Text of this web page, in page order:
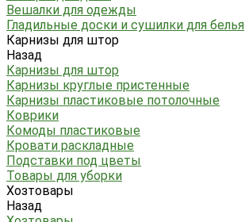
Вешалки для одежды
Гладильные доски и сушилки для белья
Карнизы для штор
Назад
Карнизы для штор
Карнизы круглые пристенные
Карнизы пластиковые потолочные
Коврики
Комоды пластиковые
Кровати раскладные
Подставки под цветы
Товары для уборки
Хозтовары
Назад